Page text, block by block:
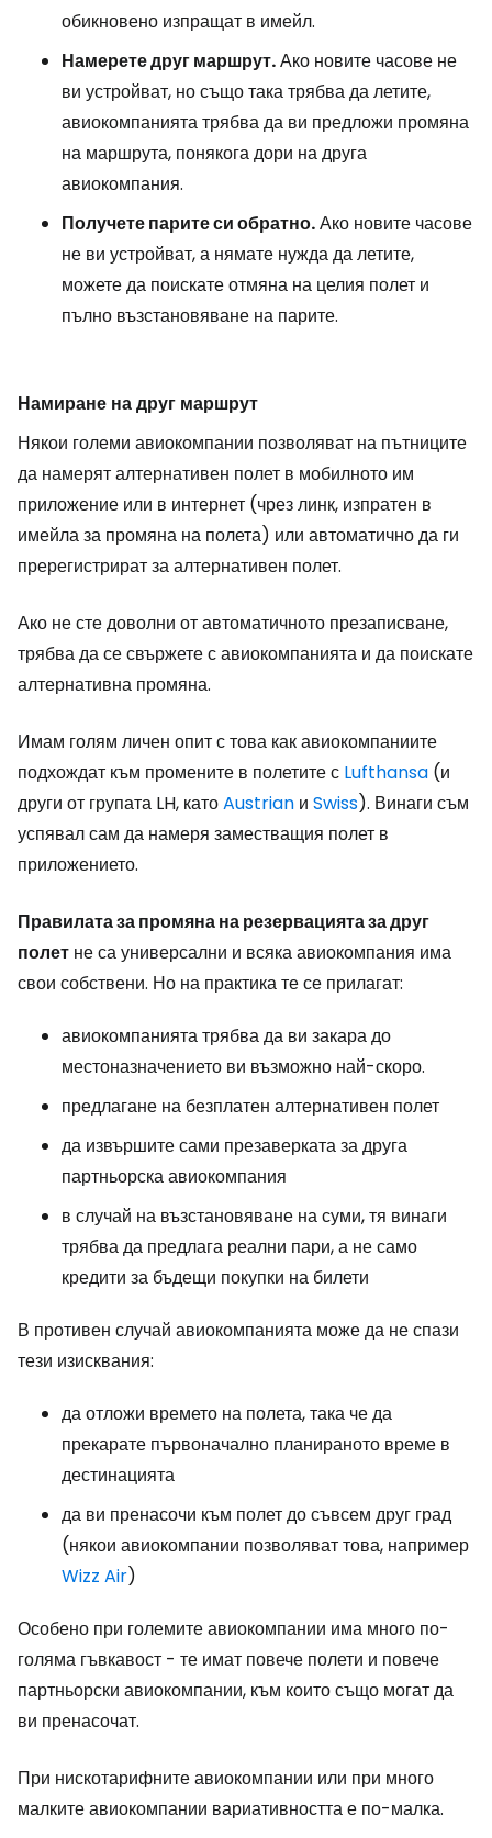
обикновено изпращат в имейл.
Намерете друг маршрут.Ако новите часове не
ви устройват, но също така трябва да летите,
авиокомпанията трябва да ви предложи промяна
на маршрута, понякога дори на друга
авиокомпания.
Получете парите си обратно.Ако новите часове
не ви устройват, а нямате нужда да летите,
можете да поискате отмяна на целия полет и
пълно възстановяване на парите.
Намиране на друг маршрут
Някои големи авиокомпании позволяват на пътниците
да намерят алтернативен полет в мобилното им
приложение или в интернет (чрез линк, изпратен в
имейла за промяна на полета) или автоматично да ги
пререгистрират за алтернативен полет.
Ако не сте доволни от автоматичното презаписване,
трябва да се свържете с авиокомпанията и да поискате
алтернативна промяна.
Имам голям личен опит с това как авиокомпаниите
подхождат към промените в полетите с Lufthansa (и
други от групата LH, катоAustrian и Swiss). Винаги съм
успявал сам да намеря заместващия полет в
приложението.
Правилата за промяна на резервацията за друг
полет не са универсални и всяка авиокомпания има
свои собствени. Но на практика те се прилагат:
авиокомпанията трябва да ви закара до
местоназначението ви възможно най-скоро.
предлагане на безплатен алтернативен полет
да извършите сами презаверката за друга
партньорска авиокомпания
в случай на възстановяване на суми, тя винаги
трябва да предлага реални пари, а не само
кредити за бъдещи покупки на билети
В противен случай авиокомпанията може да не спази
тези изисквания:
да отложи времето на полета, така че да
прекарате първоначално планираното време в
дестинацията
да ви пренасочи към полет до съвсем друг град
(някои авиокомпании позволяват това, например
Wizz Air)
Особено при големите авиокомпании има много по-
голяма гъвкавост - те имат повече полети и повече
партньорски авиокомпании, към които също могат да
ви пренасочат.
При нискотарифните авиокомпании или при много
малките авиокомпании вариативността е по-малка.